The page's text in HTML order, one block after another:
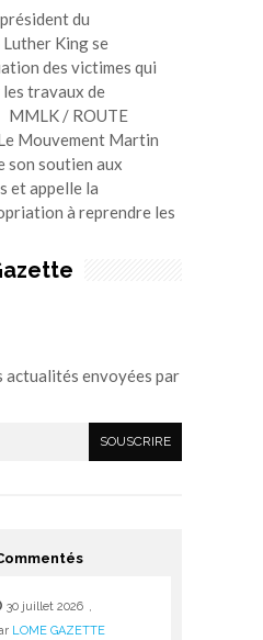
du
King se
des victimes qui
travaux de
/ ROUTE
Mouvement Martin
son soutien aux
et appelle la
à reprendre les
actualités envoyées par
30 juillet 2026 ,
LOME GAZETTE